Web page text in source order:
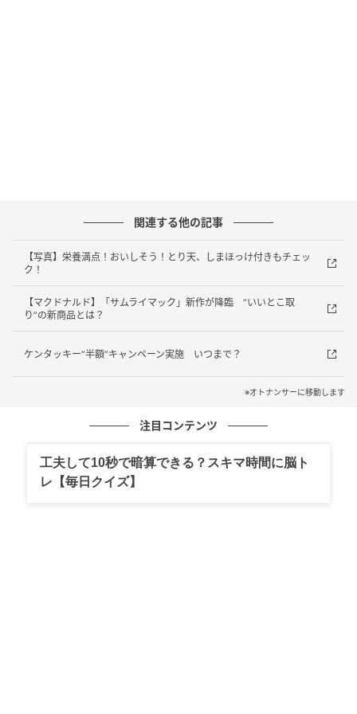
関連する他の記事
【写真】栄養満点！おいしそう！とり天、しまほっけ付きもチェッ
ク！
【マクドナルド】「サムライマック」新作が降臨 “いいとこ取
り”の新商品とは？
ケンタッキー“半額”キャンペーン実施 いつまで？
※オトナンサーに移動します
注目コンテンツ
工夫して10秒で暗算できる？スキマ時間に脳ト
レ【毎日クイズ】